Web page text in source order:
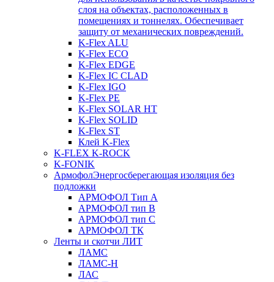
слоя на объектах, расположенных в
помещениях и тоннелях. Обеспечивает
защиту от механических повреждений.
K-Flex ALU
K-Flex ECO
K-Flex EDGE
K-Flex IC CLAD
K-Flex IGO
K-Flex PE
K-Flex SOLAR HT
K-Flex SOLID
K-Flex ST
Клей K-Flex
K-FLEX K-ROCK
K-FONIK
АрмофолЭнергосберегающая изоляция без
подложки
АРМОФОЛ Тип А
АРМОФОЛ тип В
АРМОФОЛ тип C
АРМОФОЛ ТК
Ленты и скотчи ЛИТ
ЛАМС
ЛАМС-Н
ЛАС